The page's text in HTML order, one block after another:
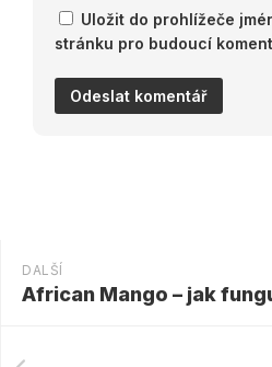
Uložit do prohlížeče
stránku pro budoucí
DALŠÍ